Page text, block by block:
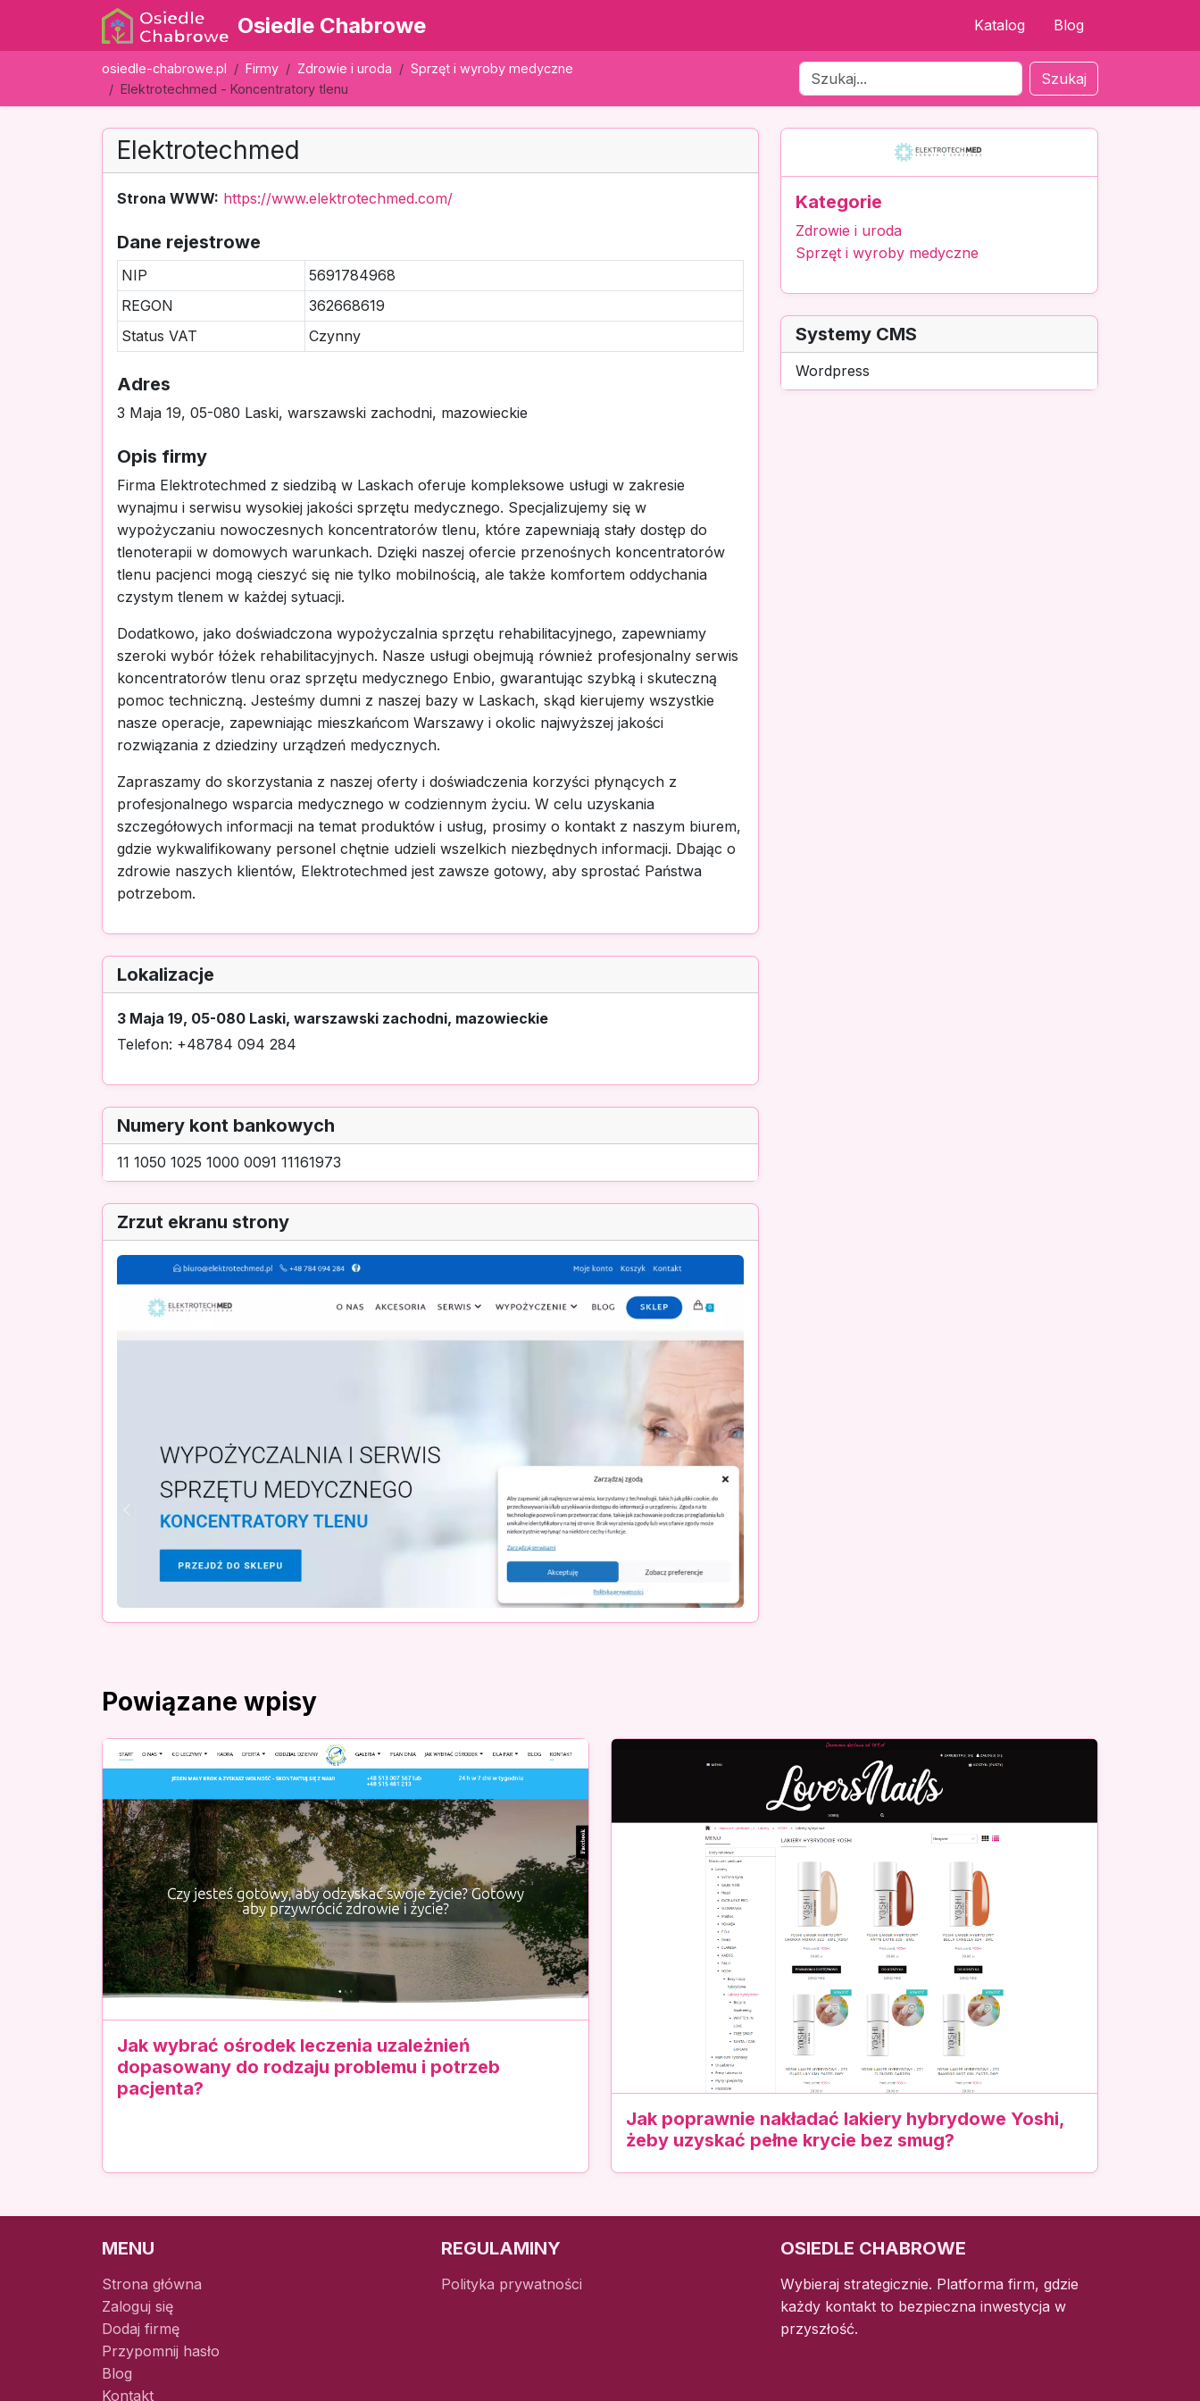
Osiedle Chabrowe Katalog Blog
osiedle-chabrowe.pl Firmy Zdrowie i uroda
Sprzęt i wyroby medyczne
Elektrotechmed - Koncentratory tlenu
Szukaj
Elektrotechmed
Strona WWW: https://www.elektrotechmed.com/
Dane rejestrowe
NIP
5691784968
REGON
362668619
Status VAT
Czynny
Adres
3 Maja 19, 05-080 Laski, warszawski zachodni, mazowieckie
Opis firmy
Firma Elektrotechmed z siedzibą w Laskach oferuje kompleksowe usługi w zakresie
wynajmu i serwisu wysokiej jakości sprzętu medycznego. Specjalizujemy się w
wypożyczaniu nowoczesnych koncentratorów tlenu, które zapewniają stały dostęp do
tlenoterapii w domowych warunkach. Dzięki naszej ofercie przenośnych koncentratorów
tlenu pacjenci mogą cieszyć się nie tylko mobilnością, ale także komfortem oddychania
czystym tlenem w każdej sytuacji.
Dodatkowo, jako doświadczona wypożyczalnia sprzętu rehabilitacyjnego, zapewniamy
szeroki wybór łóżek rehabilitacyjnych. Nasze usługi obejmują również profesjonalny serwis
koncentratorów tlenu oraz sprzętu medycznego Enbio, gwarantując szybką i skuteczną
pomoc techniczną. Jesteśmy dumni z naszej bazy w Laskach, skąd kierujemy wszystkie
nasze operacje, zapewniając mieszkańcom Warszawy i okolic najwyższej jakości
rozwiązania z dziedziny urządzeń medycznych.
Zapraszamy do skorzystania z naszej oferty i doświadczenia korzyści płynących z
profesjonalnego wsparcia medycznego w codziennym życiu. W celu uzyskania
szczegółowych informacji na temat produktów i usług, prosimy o kontakt z naszym biurem,
gdzie wykwalifikowany personel chętnie udzieli wszelkich niezbędnych informacji. Dbając o
zdrowie naszych klientów, Elektrotechmed jest zawsze gotowy, aby sprostać Państwa
potrzebom.
Lokalizacje
3 Maja 19, 05-080 Laski, warszawski zachodni, mazowieckie
Telefon: +48784 094 284
Numery kont bankowych
11 1050 1025 1000 0091 11161973
Zrzut ekranu strony
Kategorie
Zdrowie i uroda
Sprzęt i wyroby medyczne
Systemy CMS
Wordpress
Powiązane wpisy
Jak wybrać ośrodek leczenia uzależnień
dopasowany do rodzaju problemu i potrzeb
pacjenta?
Jak poprawnie nakładać lakiery hybrydowe Yoshi,
żeby uzyskać pełne krycie bez smug?
MENU
Strona główna
Zaloguj się
Dodaj firmę
Przypomnij hasło
Blog
Kontakt
REGULAMINY
Polityka prywatności
OSIEDLE CHABROWE
Wybieraj strategicznie. Platforma firm, gdzie
każdy kontakt to bezpieczna inwestycja w
przyszłość.